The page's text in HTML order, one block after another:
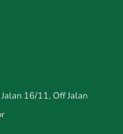
16/11, Off Jalan